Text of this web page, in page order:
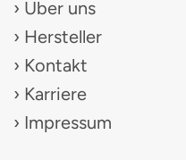
Über uns
Hersteller
Kontakt
Karriere
Impressum